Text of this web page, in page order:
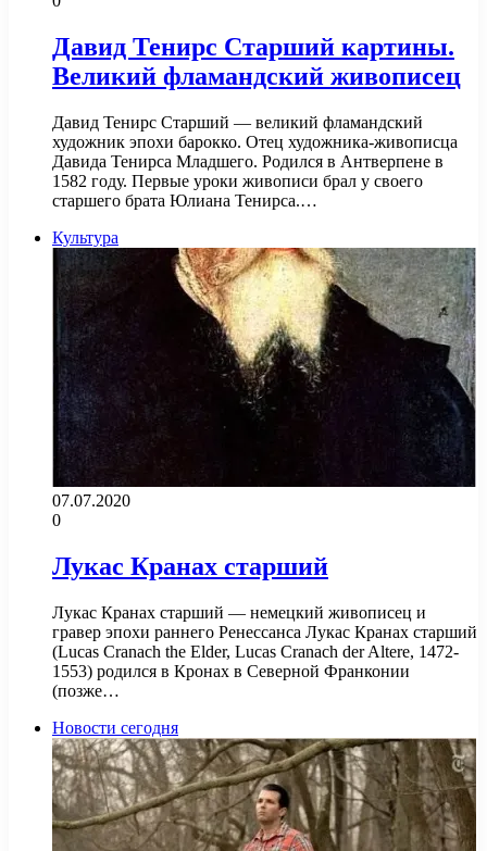
Давид Тенирс Старший картины.
Великий фламандский живописец
Давид Тенирс Старший — великий фламандский
художник эпохи барокко. Отец художника-живописца
Давида Тенирса Младшего. Родился в Антверпене в
1582 году. Первые уроки живописи брал у своего
старшего брата Юлиана Тенирса.…
Культура
07.07.2020
0
Лукас Кранах старший
Лукас Кранах старший — немецкий живописец и
гравер эпохи раннего Ренессанса Лукас Кранах старший
(Lucas Cranach the Elder, Lucas Cranach der Altere, 1472-
1553) родился в Кронах в Северной Франконии
(позже…
Новости сегодня